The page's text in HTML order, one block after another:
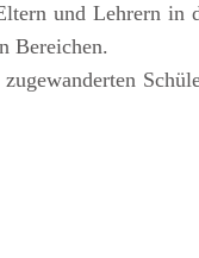
und Lehrern in
Bereichen.